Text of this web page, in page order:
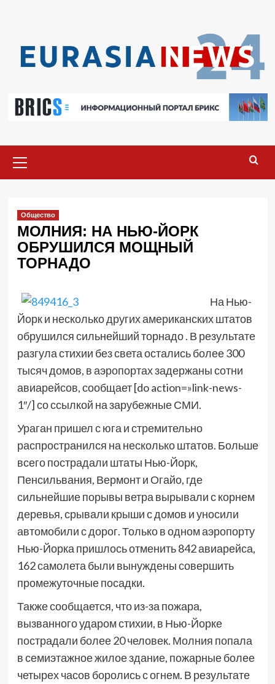
меню
Общество
МОЛНИЯ: НА НЬЮ-ЙОРК
ОБРУШИЛСЯ МОЩНЫЙ
ТОРНАДО
На Нью-
Йорк и несколько других американских штатов
обрушился сильнейший торнадо . В результате
разгула стихии без света остались более 300
тысяч домов, в аэропортах задержаны сотни
авиарейсов, сообщает [do action=»link-news-
1″/] со ссылкой на зарубежные СМИ.
Ураган пришел с юга и стремительно
распространился на несколько штатов. Больше
всего пострадали штаты Нью-Йорк,
Пенсильвания, Вермонт и Огайо, где
сильнейшие порывы ветра вырывали с корнем
деревья, срывали крыши с домов и уносили
автомобили с дорог. Только в одном аэропорту
Нью-Йорка пришлось отменить 842 авиарейса,
162 самолета были вынуждены совершить
промежуточные посадки.
Также сообщается, что из-за пожара,
вызванного ударом стихии, в Нью-Йорке
пострадали более 20 человек. Молния попала
в семиэтажное жилое здание, пожарные более
четырех часов боролись с огнем. В результате